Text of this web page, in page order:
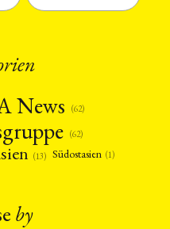
News (62)
(62)
(13) Südostasien (1)
by